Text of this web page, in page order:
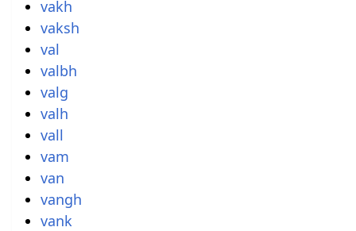
vakh
vaksh
val
valbh
valg
valh
vall
vam
van
vangh
vank